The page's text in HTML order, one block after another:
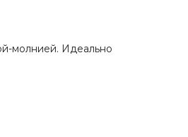
молнией. Идеально